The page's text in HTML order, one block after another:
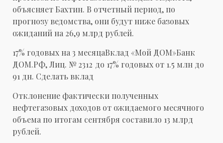
объясняет Бахтин. В отчетный период, по
прогнозу ведомства, они будут ниже базовых
ожиданий на 26,9 млрд рублей.
17% годовых на 3 месяцаВклад «Мой ДОМ»Банк
ДОМ.РФ, Лиц. № 2312 до 17% годовых от 1.5 млн до
91 дн. Сделать вклад
Отклонение фактически полученных
нефтегазовых доходов от ожидаемого месячного
объема по итогам сентября составило 13 млрд
рублей.